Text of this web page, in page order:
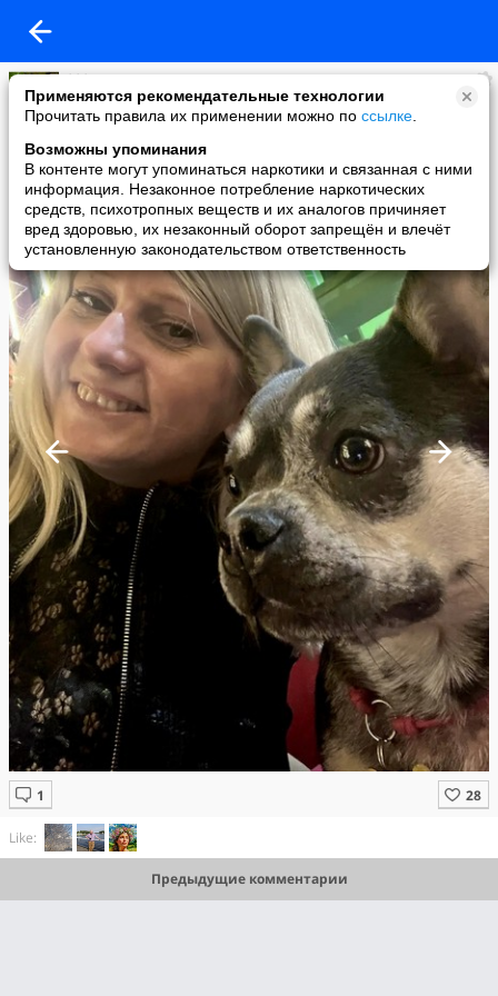
Применяются рекомендательные технологии
Прочитать правила их применении можно по ссылке
Возможны упоминания
В контенте могут упоминаться наркотики и связанная с ними
информация. Незаконное потребление наркотических
средств, психотропных веществ и их аналогов причиняет
вред здоровью, их незаконный оборот запрещён и влечёт
установленную законодательством ответственность
***
added a photo
06 Jun в 05:52
Like:
Предыдущие комментарии